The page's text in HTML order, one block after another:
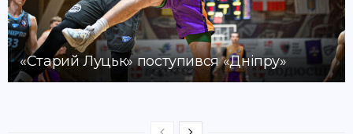
«Старий Луцьк» поступився «Дніпру»